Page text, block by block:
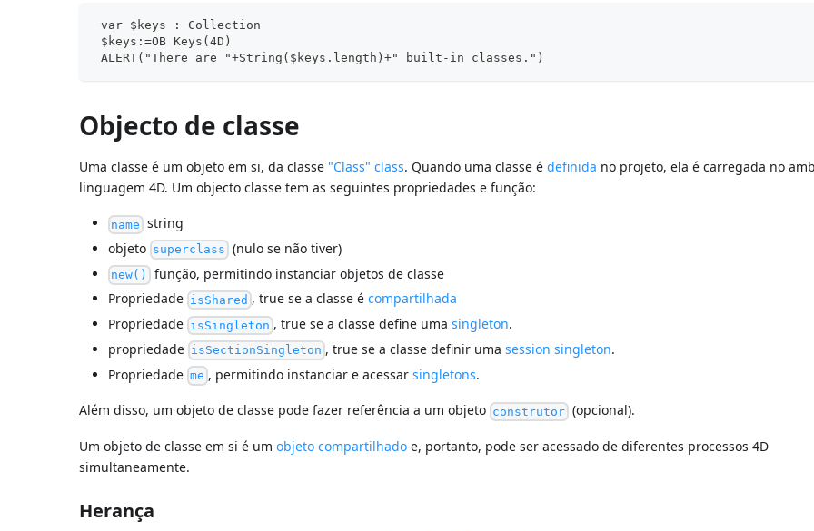
var $keys : Collection
$keys:=OB Keys(4D)
ALERT("There are "+String($keys.length)+" built-in classes.")
Objecto de classe
Uma classe é um objeto em si, da classe "Class" class. Quando uma classe édefinida no projeto, ela é carregada no
linguagem 4D. Um objecto classe tem as seguintes propriedades e função:
name string
objeto superclass (nulo se não tiver)
new() função, permitindo instanciar objetos de classe
Propriedade isShared , true se a classe é compartilhada
Propriedade isSingleton , true se a classe define uma singleton.
propriedade isSectionSingleton , true se a classe definir uma session singleton.
Propriedade me , permitindo instanciar e acessar singletons.
Além disso, um objeto de classe pode fazer referência a um objeto construtor (opcional).
Um objeto de classe em si é umobjeto compartilhado e, portanto, pode ser acessado de diferentes processos 4D
simultaneamente.
Herança